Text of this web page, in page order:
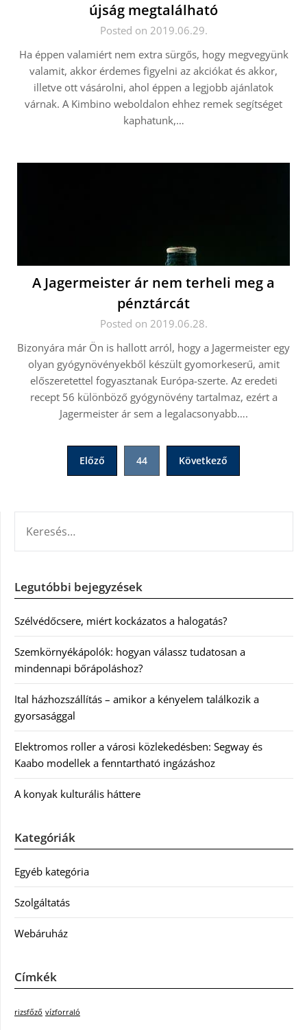
újság megtalálható
Posted on 2019.06.29.
Ha éppen valamiért nem extra sürgős, hogy megvegyünk
valamit, akkor érdemes figyelni az akciókat és akkor,
illetve ott vásárolni, ahol éppen a legjobb ajánlatok
várnak. A Kimbino weboldalon ehhez remek segítséget
kaphatunk,…
A Jagermeister ár nem terheli meg a
pénztárcát
Posted on 2019.06.28.
Bizonyára már Ön is hallott arról, hogy a Jagermeister egy
olyan gyógynövényekből készült gyomorkeserű, amit
előszeretettel fogyasztanak Európa-szerte. Az eredeti
recept 56 különböző gyógynövény tartalmaz, ezért a
Jagermeister ár sem a legalacsonyabb….
BejegyzésekElőző 44 Következő
Legutóbbi bejegyzések
Szélvédőcsere, miért kockázatos a halogatás?
Szemkörnyékápolók: hogyan válassz tudatosan a
mindennapi bőrápoláshoz?
Ital házhozszállítás – amikor a kényelem találkozik a
gyorsasággal
Elektromos roller a városi közlekedésben: Segway és
Kaabo modellek a fenntartható ingázáshoz
A konyak kulturális háttere
Kategóriák
Egyéb kategória
Szolgáltatás
Webáruház
Címkék
rizsfőző vízforraló